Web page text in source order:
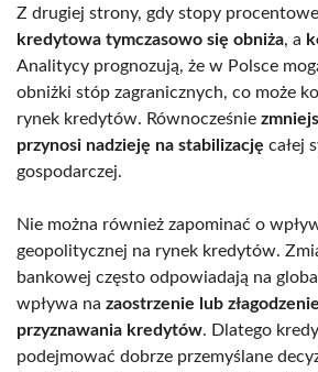
Z drugiej strony, gdy stopy
kredytowa tymczasowo się obniża, a
Analitycy prognozują, że w Polsce
obniżki stóp zagranicznych, co może
rynek kredytów. Równocześnie
przynosi nadzieję na stabilizację całej
gospodarczej.
Nie można również zapominać o
geopolitycznej na rynek kredytów.
bankowej często odpowiadają na
wpływa na zaostrzenie lub
przyznawania kredytów. Dlatego
podejmować dobrze przemyślane